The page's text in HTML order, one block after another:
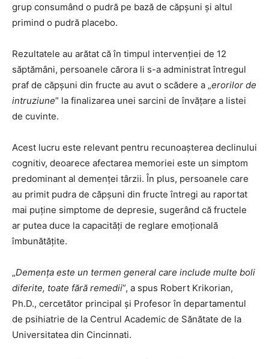
grup consumând o pudră pe bază de căpșuni și altul
primind o pudră placebo.
Rezultatele au arătat că în timpul intervenției de 12
săptămâni, persoanele cărora li s-a administrat întregul
praf de căpșuni din fructe au avut o scădere a „erorilor de
intruziune” la finalizarea unei sarcini de învățare a listei
de cuvinte.
Acest lucru este relevant pentru recunoașterea declinului
cognitiv, deoarece afectarea memoriei este un simptom
predominant al demenței târzii. În plus, persoanele care
au primit pudra de căpșuni din fructe întregi au raportat
mai puține simptome de depresie, sugerând că fructele
ar putea duce la capacități de reglare emoțională
îmbunătățite.
„Demența este un termen general care include multe boli
diferite, toate fără remedii”, a spus Robert Krikorian,
Ph.D., cercetător principal și Profesor în departamentul
de psihiatrie de la Centrul Academic de Sănătate de la
Universitatea din Cincinnati.